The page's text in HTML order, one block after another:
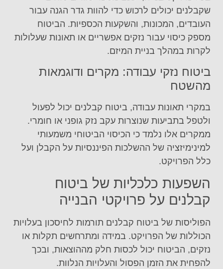
שקבלנים יכולים לרכוש כדי להוות גדר הגנה עבור
העובדים, המכונות, והשקעות הכספיות. הביטוח
מספק כיסוי עבור נזקים אפשריים או תאונות שעלולות
לקרות במהלך בניית המיזם.
ביטוח נזקי עבודה: מקרים ודוגמאות
מהשטח
במקרי תאונות עבודה, ביטוח קבלנים יכול לפעול
ולטפל בתביעות שנוצרות עקב נזק גופני או חומרי.
ממקרים אלו נלמד כי הכיסוי הביטוחי משמעותי
למינימיזציה של ההשלכות הפיננסיות על הקבלן ועל
כלל הפרויקט.
השפעות כלכליות של ביטוח
קבלנים על פרויקטי הבנייה
הפוליסות של ביטוח קבלנים תורמות לחיסכון בעלויות
הכוללות של הפרויקט. במידה ומתרחשים תקלות או
נזקים, הביטוח יכול לכסות חלק מההוצאות, ובכך
להפחית את הזמן הפסול והעלויות הנלוות.